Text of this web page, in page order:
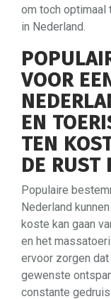
om toch optimaal
in Nederland.
VOOR
EN
TEN
DE RUST
Populaire
Nederland
koste kan gaan
en het
ervoor zorgen
gewenste
constante